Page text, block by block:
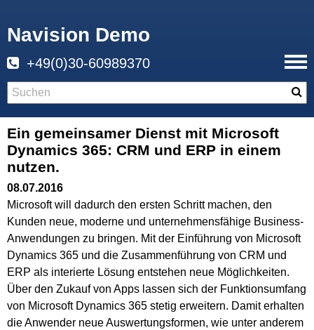
Navision Demo
+49(0)30-60989370
Ein gemeinsamer Dienst mit Microsoft
Dynamics 365: CRM und ERP in einem
nutzen.
08.07.2016
Microsoft will dadurch den ersten Schritt machen, den
Kunden neue, moderne und unternehmensfähige Business-
Anwendungen zu bringen. Mit der Einführung von Microsoft
Dynamics 365 und die Zusammenführung von CRM und
ERP als interierte Lösung entstehen neue Möglichkeiten.
Über den Zukauf von Apps lassen sich der Funktionsumfang
von Microsoft Dynamics 365 stetig erweitern. Damit erhalten
die Anwender neue Auswertungsformen, wie unter anderem